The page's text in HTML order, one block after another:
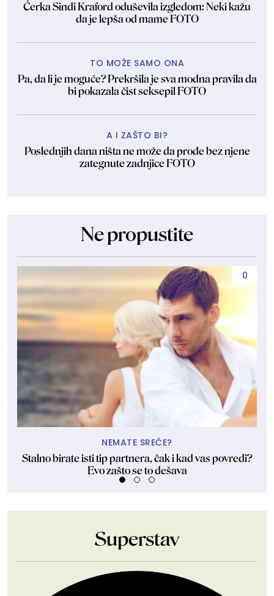
Ćerka Sindi Kraford oduševila izgledom: Neki kažu
da je lepša od mame FOTO
TO MOŽE SAMO ONA
Pa, da li je moguće? Prekršila je sva modna pravila da
bi pokazala čist seksepil FOTO
A I ZAŠTO BI?
Poslednjih dana ništa ne može da prođe bez njene
zategnute zadnjice FOTO
Ne propustite
0
NEMATE SREĆE?
Stalno birate isti tip partnera, čak i kad vas povredi?
Evo zašto se to dešava
Superstav